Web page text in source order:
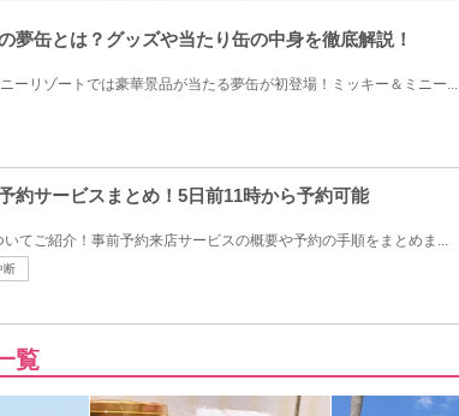
夢缶とは？グッズや当たり缶の中身を徹底解説！
ーリゾートでは豪華景品が当たる夢缶が初登場！ミッキー＆ミニー...
約サービスまとめ！5日前11時から予約可能
いてご紹介！事前予約来店サービスの概要や予約の手順をまとめま...
断
覧